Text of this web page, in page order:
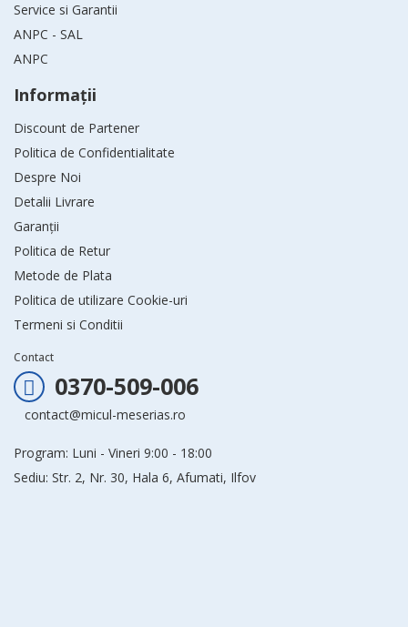
Service si Garantii
ANPC - SAL
ANPC
Informaţii
Discount de Partener
Politica de Confidentialitate
Despre Noi
Detalii Livrare
Garanții
Politica de Retur
Metode de Plata
Politica de utilizare Cookie-uri
Termeni si Conditii
Contact
0370-509-006
contact@micul-meserias.ro
Program: Luni - Vineri 9:00 - 18:00
Sediu: Str. 2, Nr. 30, Hala 6, Afumati, Ilfov